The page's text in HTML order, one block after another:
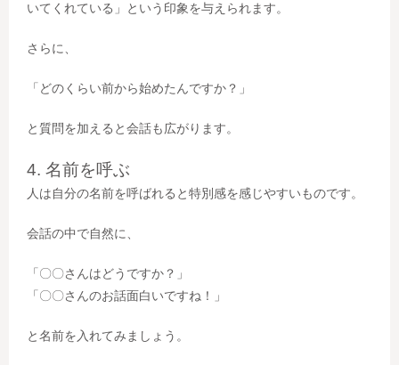
いてくれている」という印象を与えられます。
さらに、
「どのくらい前から始めたんですか？」
と質問を加えると会話も広がります。
4. 名前を呼ぶ
人は自分の名前を呼ばれると特別感を感じやすいものです。
会話の中で自然に、
「〇〇さんはどうですか？」
「〇〇さんのお話面白いですね！」
と名前を入れてみましょう。